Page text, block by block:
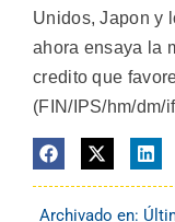
Unidos, Japon y
ahora ensaya la
credito que
(FIN/IPS/hm/dm/
Archivado en: